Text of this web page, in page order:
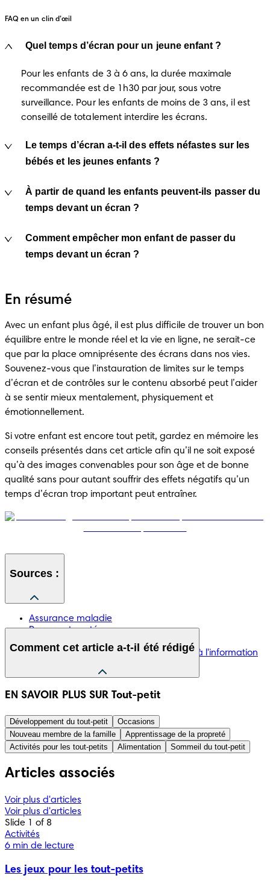
FAQ en un clin d’œil
Quel temps d’écran pour un jeune enfant ?
Pour les enfants de 3 à 6 ans, la durée maximale
recommandée est de 1h30 par jour, sous votre
surveillance. Pour les enfants de moins de 3 ans, il est
conseillé de totalement interdire les écrans.
Le temps d’écran a-t-il des effets néfastes sur les
bébés et les jeunes enfants ?
À partir de quand les enfants peuvent-ils passer du
temps devant un écran ?
Comment empêcher mon enfant de passer du
temps devant un écran ?
En résumé
Avec un enfant plus âgé, il est plus difficile de trouver un bon
équilibre entre le monde réel et la vie en ligne, ne serait-ce
que par la place omniprésente des écrans dans nos vies.
Souvenez-vous que l’instauration de limites sur le temps
d’écran et de contrôles sur le contenu absorbé peut l’aider
à se sentir mieux mentalement, physiquement et
émotionnellement.
Si votre enfant est encore tout petit, gardez en mémoire les
conseils présentés dans cet article afin qu’il ne soit exposé
qu’à des images convenables pour son âge et de bonne
qualité sans pour autant souffrir des effets négatifs qu’un
temps d’écran trop important peut entraîner.
Sources :
Assurance maladie
Passeport santé
Les écrans et les enfants
Centre pour l'éducation aux médias et à l'information
Comment cet article a-t-il été rédigé
Les informations présentées dans cet article ont été
compilées à partir d’informations fiables d’origine médicale
ou gouvernementale, comme par exemple la Haute autorité
de la santé ou le Conseil national des gynécologues et
obstétriciens français. Une liste des sources utilisées est
présentée ci-dessous. Le contenu de cet article n’a pas
Référez-vous toujours à de tels professionnels en ce qui
EN SAVOIR PLUS SUR Tout-petit
Développement du tout-petit
Occasions
Nouveau membre de la famille
Apprentissage de la propreté
Activités pour les tout-petits
Alimentation Sommeil du tout-petit
Articles associés
Voir plus d'articles
Voir plus d'articles
Slide 1 of 8
Activités
6 min de lecture
Les jeux pour les tout-petits